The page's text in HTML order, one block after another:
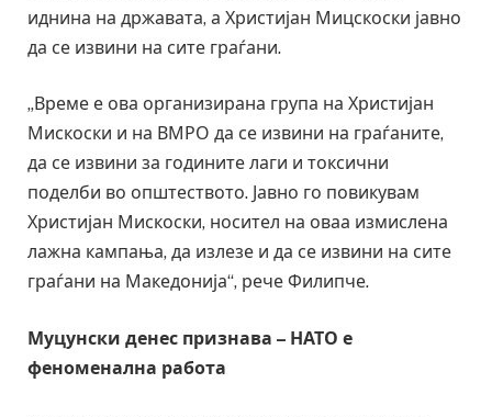
иднина на државата, а Христијан Мицскоски јавно
да се извини на сите граѓани.
„Време е ова организирана група на Христијан
Мискоски и на ВМРО да се извини на граѓаните,
да се извини за годините лаги и токсични
поделби во општеството. Јавно го повикувам
Христијан Мискоски, носител на оваа измислена
лажна кампања, да излезе и да се извини на сите
граѓани на Македонија“, рече Филипче.
Муцунски денес признава – НАТО е
феноменална работа